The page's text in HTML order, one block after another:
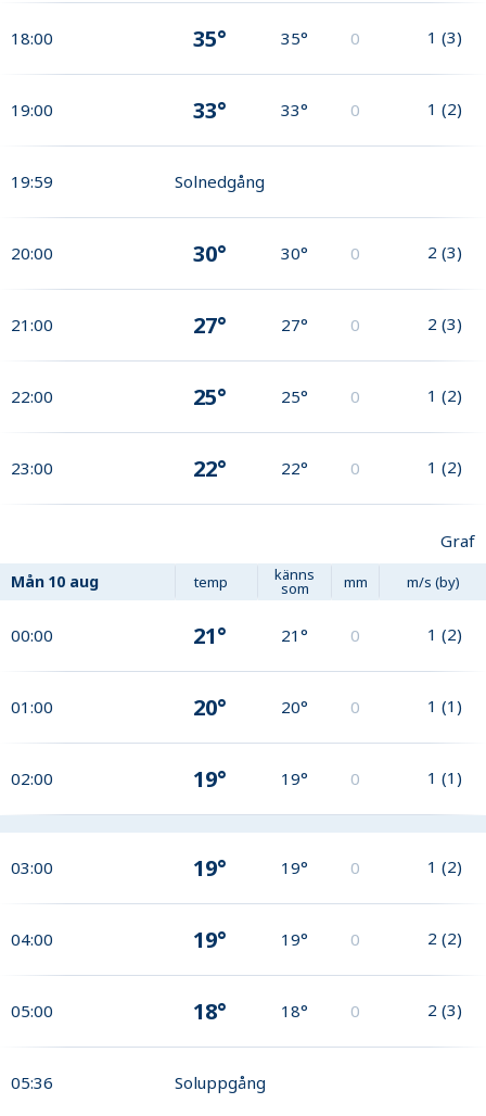
18:00 35° 35° 0 1 (3)
19:00 33° 33° 0 1 (2)
19:59 Solnedgång
20:00 30° 30° 0 2 (3)
21:00 27° 27° 0 2 (3)
22:00 25° 25° 0 1 (2)
23:00 22° 22° 0 1 (2)
Graf
Mån 10 aug temp känns
som mm m/s (by)
00:00 21° 21° 0 1 (2)
01:00 20° 20° 0 1 (1)
02:00 19° 19° 0 1 (1)
03:00 19° 19° 0 1 (2)
04:00 19° 19° 0 2 (2)
05:00 18° 18° 0 2 (3)
05:36 Soluppgång